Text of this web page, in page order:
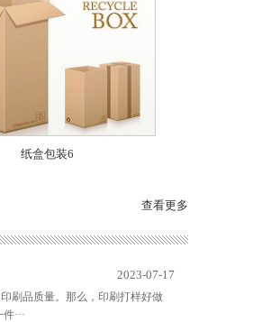
纸盒包装6
查看更多
2023-07-17
刷品质量。那么，印刷打样好做
···